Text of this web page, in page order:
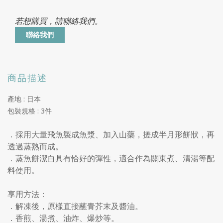
若想購買，請聯絡我們。
聯絡我們
商品描述
產地 : 日本
包裝規格 : 3件
．採用大量飛魚製成魚漿、加入山藥，搓成半月形餅狀，再
透過蒸熟而成。
．蒸魚餅潔白具有恰好的彈性，適合作為關東煮、清湯等配
料使用。
享用方法：
．解凍後，原樣直接蘸青芥末及醬油。
．香煎、湯煮、油炸、爆炒等。